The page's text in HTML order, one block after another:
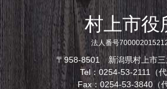
村上市役
法人番号
〒958-8501 新潟県村上市三
Tel：0254-53-2111（
Fax：0254-53-3840（代